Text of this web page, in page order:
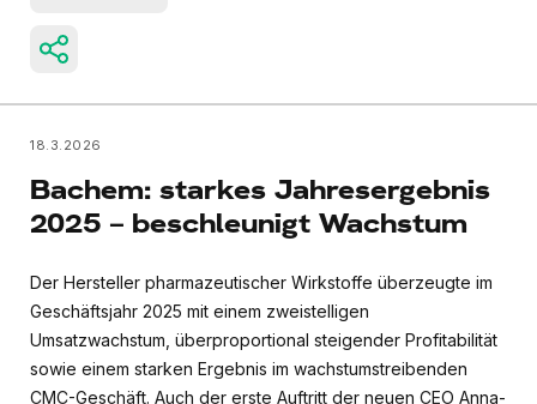
18.3.2026
Bachem: starkes Jahresergebnis
2025 – beschleunigt Wachstum
Der Hersteller pharmazeutischer Wirkstoffe überzeugte im
Geschäftsjahr 2025 mit einem zweistelligen
Umsatzwachstum, überproportional steigender Profitabilität
sowie einem starken Ergebnis im wachstumstreibenden
CMC-Geschäft. Auch der erste Auftritt der neuen CEO Anna-